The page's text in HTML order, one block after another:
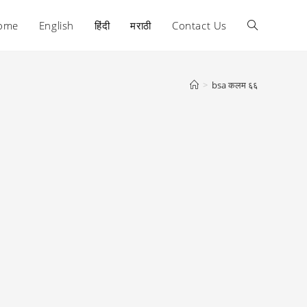
English हिंदी मराठी Contact Us Toggle
> bsa कलम ६६